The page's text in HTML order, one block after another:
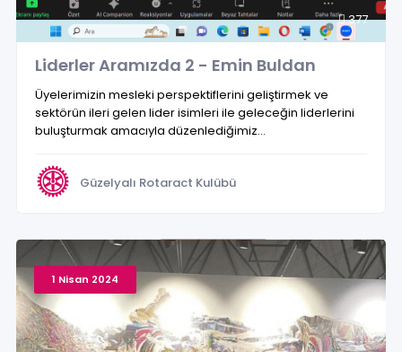
377
Liderler Aramızda 2 - Emin Buldan
Üyelerimizin mesleki perspektiflerini geliştirmek ve
sektörün ileri gelen lider isimleri ile geleceğin liderlerini
buluşturmak amacıyla düzenlediğimiz...
Güzelyalı Rotaract Kulübü
1 Nisan 2024